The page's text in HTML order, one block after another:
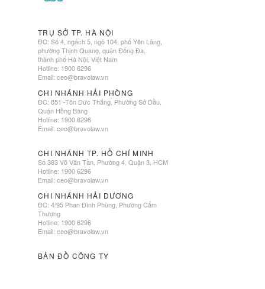
TRỤ SỞ TP. HÀ NỘI
ĐC: Số 4, ngách 5, ngõ 104, phố Yên Lãng,
phường Thịnh Quang, quận Đống Đa,
thành phố Hà Nội, Việt Nam
Hotline: 1900 6296
Email:ceo@bravolaw.vn
CHI NHÁNH HẢI PHÒNG
ĐC: 851 -Tôn Đức Thắng, Phường Sở Dầu,
Quận Hồng Bàng
Hotline: 1900 6296
Email:ceo@bravolaw.vn
CHI NHÁNH TP. HỒ CHÍ MINH
Số 383 Võ Văn Tần, Phường 4, Quận 3, HCM
Hotline: 1900 6296
Email:ceo@bravolaw.vn
CHI NHÁNH HẢI DƯƠNG
ĐC: 4/95 Phan Đình Phùng, Phường Cẩm
Thượng
Hotline: 1900 6296
Email:ceo@bravolaw.vn
BẢN ĐỒ CÔNG TY